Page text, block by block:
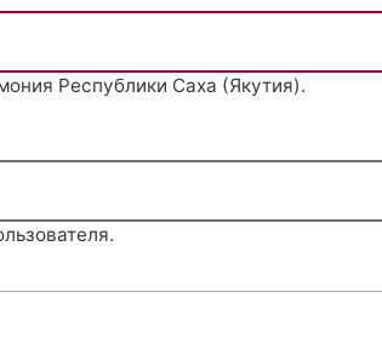
Республики Саха (Якутия).